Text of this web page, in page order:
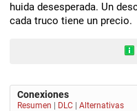
huida desesperada. Un
cada truco tiene un precio.
Conexiones
Resumen DLC Alternativas